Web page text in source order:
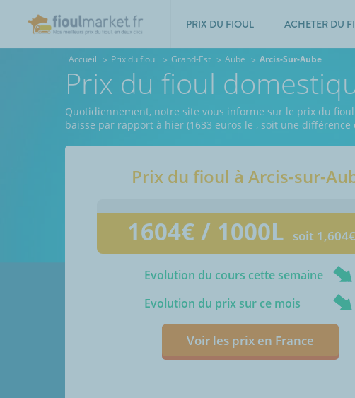
PRIX DU FIOUL ACHETER DU
Accueil Prix du fioul Grand-Est Aube Arcis-Sur-Aube
Prix du fioul
Quotidiennement, notre site vous informe sur le prix du fioul
baisse par rapport à hier (1633 euros le , soit une différence
Prix du fioul àArcis-sur-
1604€ / 1000L soit
Evolution du cours cette semaine
Evolution du prix sur ce mois
Voir les prix en France